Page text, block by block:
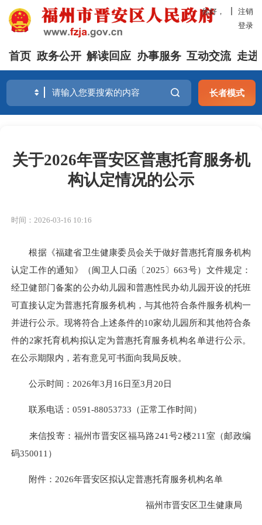
你好，
注销
登录
首页 政务公开 解读回应 办事服务 互动交流 走进
长者模式
关于2026年晋安区普惠托育服务机
构认定情况的公示
时间：2026-03-16 10:16
根据《福建省卫生健康委员会关于做好普惠托育服务机构
认定工作的通知》（闽卫人口函〔2025〕663号）文件规定：
经卫健部门备案的公办幼儿园和普惠性民办幼儿园开设的托班
可直接认定为普惠托育服务机构，与其他符合条件服务机构一
并进行公示。现将符合上述条件的10家幼儿园所和其他符合条
件的2家托育机构拟认定为普惠托育服务机构名单进行公示。
在公示期限内，若有意见可书面向我局反映。
公示时间：2026年3月16日至3月20日
联系电话：0591-88053733（正常工作时间）
来信投寄：福州市晋安区福马路241号2楼211室（邮政编
码350011）
附件：2026年晋安区拟认定普惠托育服务机构名单
福州市晋安区卫生健康局